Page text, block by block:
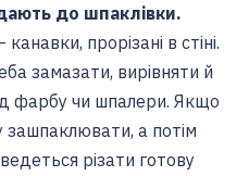
до шпаклівки.
прорізані в стіні.
замазати, вирівняти й
фарбу чи шпалери. Якщо
а потім
різати готову